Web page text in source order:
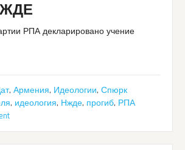
РПА декларировано учение
,Армения, Идеологии,Спюрк
, идеология, Нжде, прогиб, РПА